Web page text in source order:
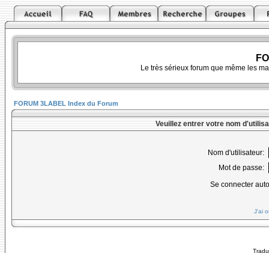
Le très sérieux forum que même les
FORUM 3LABEL Index du Forum
Veuillez entrer votre nom
Nom d'utilisateur:
Mot de passe:
Se connecter
J'ai